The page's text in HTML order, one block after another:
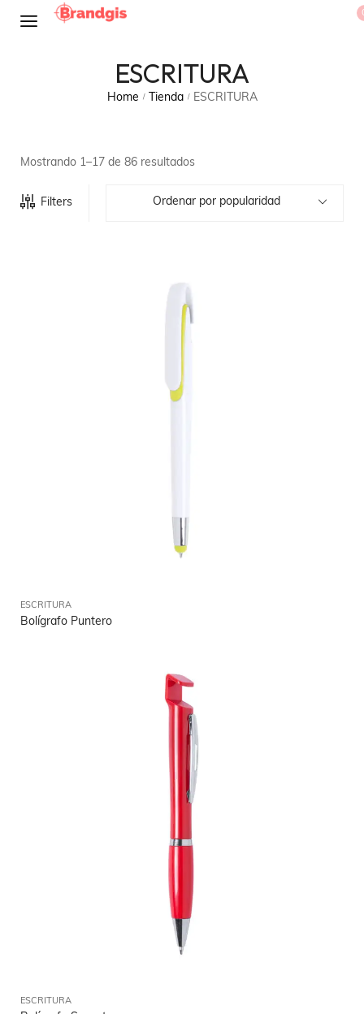
ESCRITURA
Home / Tienda / ESCRITURA
Mostrando 1–17 de 86 resultados
Filters Ordenar por popularidad
ESCRITURA
Bolígrafo Puntero
ESCRITURA